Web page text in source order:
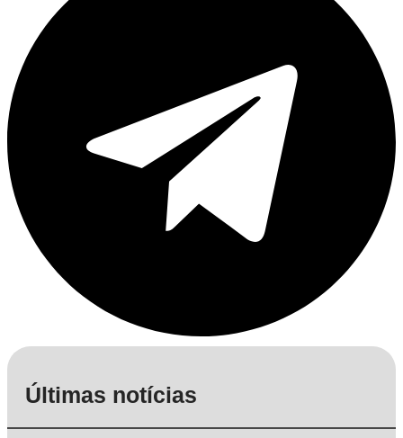
Últimas notícias